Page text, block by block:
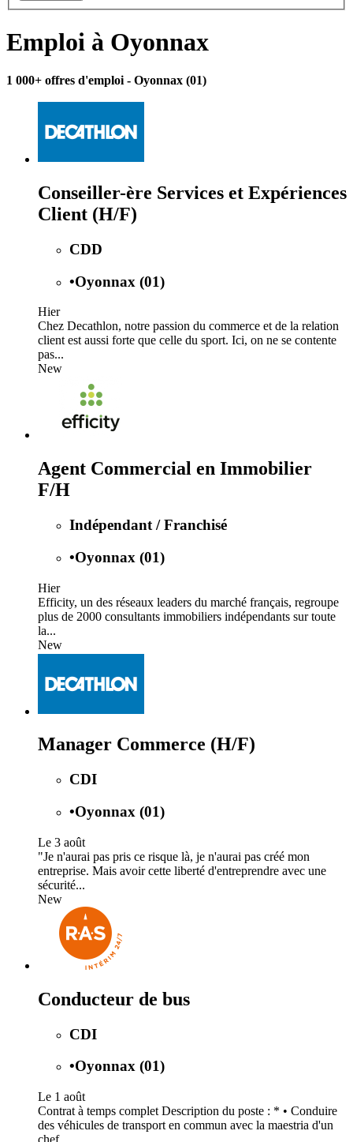
Emploi à Oyonnax
1 000+ offres d'emploi - Oyonnax (01)
Conseiller-ère Services et Expériences
Client (H/F)
CDD
•Oyonnax (01)
Hier
Chez Decathlon, notre passion du commerce et de la relation
client est aussi forte que celle du sport. Ici, on ne se contente
pas...
New
Agent Commercial en Immobilier
F/H
Indépendant / Franchisé
•Oyonnax (01)
Hier
Efficity, un des réseaux leaders du marché français, regroupe
plus de 2000 consultants immobiliers indépendants sur toute
la...
New
Manager Commerce (H/F)
CDI
•Oyonnax (01)
Le 3 août
"Je n'aurai pas pris ce risque là, je n'aurai pas créé mon
entreprise. Mais avoir cette liberté d'entreprendre avec une
sécurité...
New
Conducteur de bus
CDI
•Oyonnax (01)
Le 1 août
Contrat à temps complet Description du poste : * • Conduire
des véhicules de transport en commun avec la maestria d'un
chef...